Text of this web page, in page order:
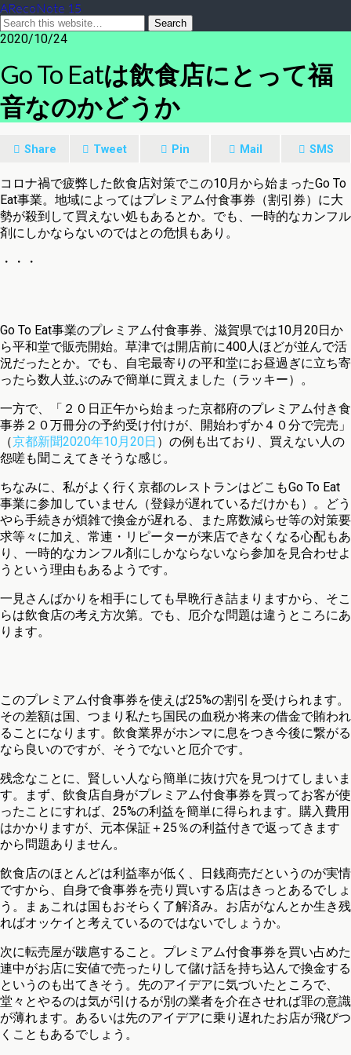
ARecoNote 15
2020/10/24
Go To Eatは飲食店にとって福
音なのかどうか
Share Tweet Pin Mail SMS
コロナ禍で疲弊した飲食店対策でこの10月から始まったGo To
Eat事業。地域によってはプレミアム付食事券（割引券）に大
勢が殺到して買えない処もあるとか。でも、一時的なカンフル
剤にしかならないのではとの危惧もあり。
・・・
Go To Eat事業のプレミアム付食事券、滋賀県では10月20日か
ら平和堂で販売開始。草津では開店前に400人ほどが並んで活
況だったとか。でも、自宅最寄りの平和堂にお昼過ぎに立ち寄
ったら数人並ぶのみで簡単に買えました（ラッキー）。
一方で、「２０日正午から始まった京都府のプレミアム付き食
事券２０万冊分の予約受け付けが、開始わずか４０分で完売」
（京都新聞2020年10月20日 ）の例も出ており、買えない人の
怨嗟も聞こえてきそうな感じ。
ちなみに、私がよく行く京都のレストランはどこもGo To Eat
事業に参加していません（登録が遅れているだけかも）。どう
やら手続きが煩雑で換金が遅れる、また席数減らせ等の対策要
求等々に加え、常連・リピーターが来店できなくなる心配もあ
り、一時的なカンフル剤にしかならないなら参加を見合わせよ
うという理由もあるようです。
一見さんばかりを相手にしても早晩行き詰まりますから、そこ
らは飲食店の考え方次第。でも、厄介な問題は違うところにあ
ります。
このプレミアム付食事券を使えば25%の割引を受けられます。
その差額は国、つまり私たち国民の血税か将来の借金で賄われ
ることになります。飲食業界がホンマに息をつき今後に繋がる
なら良いのですが、そうでないと厄介です。
残念なことに、賢しい人なら簡単に抜け穴を見つけてしまいま
す。まず、飲食店自身がプレミアム付食事券を買ってお客が使
ったことにすれば、25%の利益を簡単に得られます。購入費用
はかかりますが、元本保証＋25％の利益付きで返ってきます
から問題ありません。
飲食店のほとんどは利益率が低く、日銭商売だというのが実情
ですから、自身で食事券を売り買いする店はきっとあるでしょ
う。まぁこれは国もおそらく了解済み。お店がなんとか生き残
ればオッケイと考えているのではないでしょうか。
次に転売屋が跋扈すること。プレミアム付食事券を買い占めた
連中がお店に安値で売ったりして儲け話を持ち込んで換金する
というのも出てきそう。先のアイデアに気づいたところで、
堂々とやるのは気が引けるが別の業者を介在させれば罪の意識
が薄れます。あるいは先のアイデアに乗り遅れたお店が飛びつ
くこともあるでしょう。